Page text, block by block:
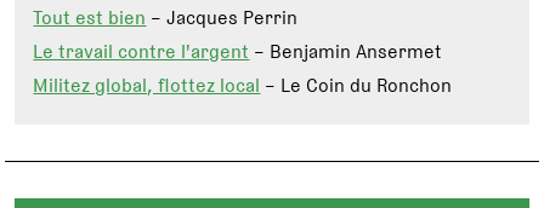
Tout est bien – Jacques Perrin
Le travail contre l'argent – Benjamin Ansermet
Militez global, flottez local – Le Coin du Ronchon